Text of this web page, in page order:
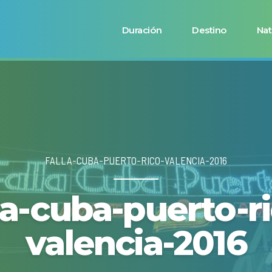
Duración Destino
FALLA-CUBA-PUERTO-RICO-VALENCIA-2016
cuba-puerto-
valencia-2016